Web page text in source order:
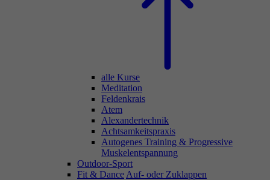
alle Kurse
Meditation
Feldenkrais
Atem
Alexandertechnik
Achtsamkeitspraxis
Autogenes Training & Progressive
Muskelentspannung
Outdoor-Sport
Fit & Dance Auf- oder Zuklappen